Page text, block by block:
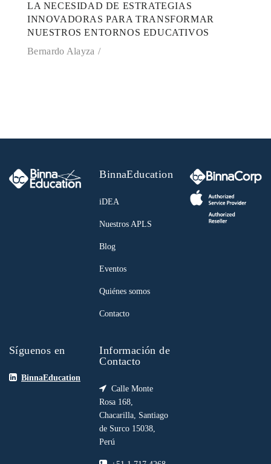
LA NECESIDAD DE ESTRATEGIAS
INNOVADORAS PARA TRANSFORMAR
NUESTROS ENTORNOS EDUCATIVOS
Bernardo Alayza
BinnaEducation
iDEA
Nuestros APLS
Blog
Eventos
Quiénes somos
Contacto
Síguenos en
BinnaEducation
Información de
Contacto
Calle Monte
Rosa 168,
Chacarilla, Santiago
de Surco 15038,
Perú